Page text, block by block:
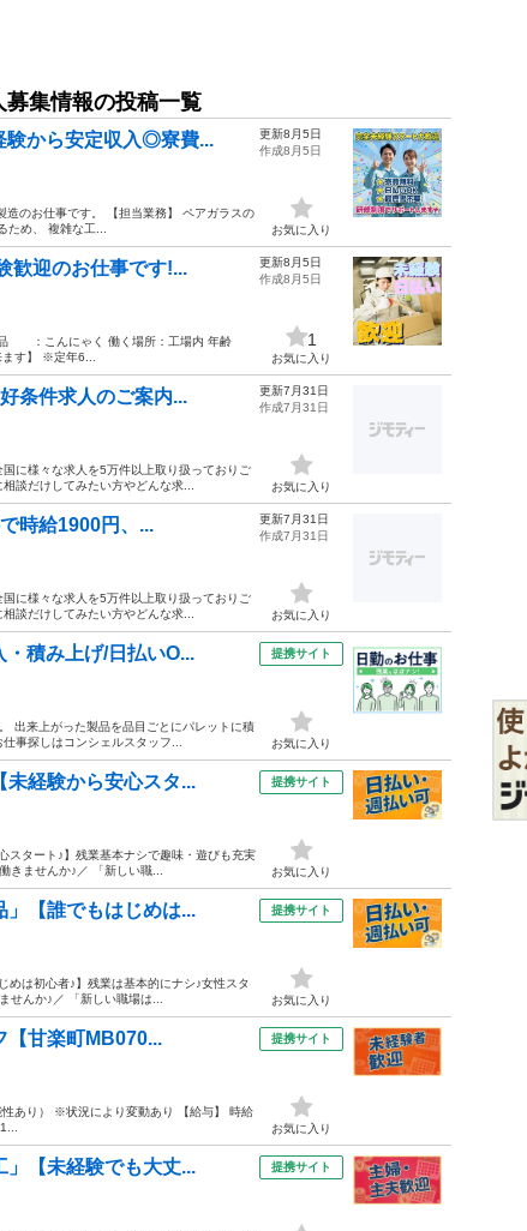
集情報の投稿一覧
験から安定収入◎寮費...
のお仕事です。 【担当業務】 ペアガラスの
め、 複雑な工...
更新8月5日
作成8月5日
お気に入り
歓迎のお仕事です!...
：こんにゃく 働く場所：工場内 年齢
す】 ※定年6...
更新8月5日
作成8月5日
1
お気に入り
条件求人のご案内...
に様々な求人を5万件以上取り扱っておりご
談だけしてみたい方やどんな求...
更新7月31日
作成7月31日
お気に入り
時給1900円、...
に様々な求人を5万件以上取り扱っておりご
談だけしてみたい方やどんな求...
更新7月31日
作成7月31日
お気に入り
積み上げ/日払いO...
出来上がった製品を品目ごとにパレットに積
事探しはコンシェルスタッフ...
提携サイト
お気に入り
未経験から安心スタ...
スタート♪】残業基本ナシで趣味・遊びも充実
きませんか♪／ 「新しい職...
提携サイト
お気に入り
」【誰でもはじめは...
めは初心者♪】残業は基本的にナシ♪女性スタ
せんか♪／ 「新しい職場は...
提携サイト
お気に入り
【甘楽町MB070...
性あり） ※状況により変動あり 【給与】 時給
提携サイト
お気に入り
」【未経験でも大丈... 提携サイト